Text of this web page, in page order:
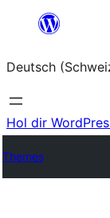
springen
Deutsch
Hol dir
Themes